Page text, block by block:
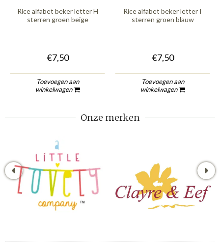
Rice alfabet beker letter H
sterren groen beige
€7,50
Toevoegen aan
winkelwagen
Rice alfabet beker letter I
sterren groen blauw
€7,50
Toevoegen aan
winkelwagen
Onze merken